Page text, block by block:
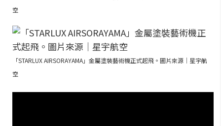
空
「STARLUX AIRSORAYAMA」金屬塗裝藝術機正式起飛。圖片來源｜星宇航
空